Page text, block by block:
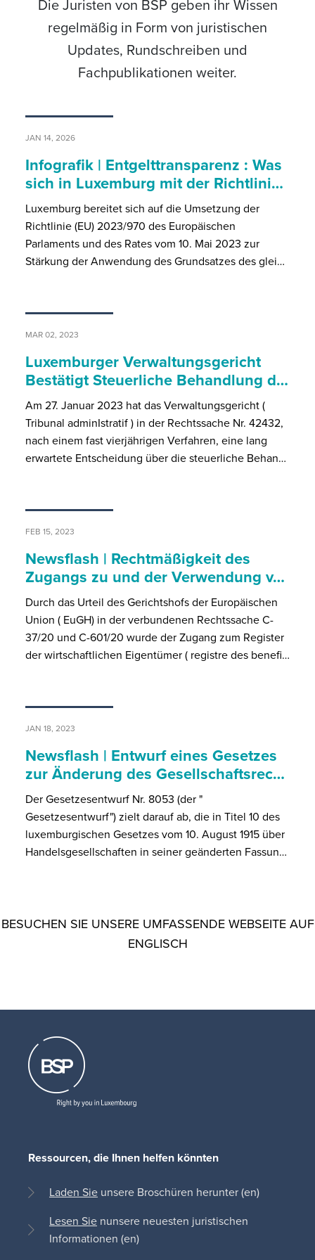
Die Juristen von BSP geben ihr Wissen
regelmäßig in Form von juristischen
Updates, Rundschreiben und
Fachpublikationen weiter.
JAN 14, 2026
Infografik | Entgelttransparenz : Was
sich in Luxemburg mit der Richtlini…
Luxemburg bereitet sich auf die Umsetzung der
Richtlinie (EU) 2023/970 des Europäischen
Parlaments und des Rates vom 10. Mai 2023 zur
Stärkung der Anwendung des Grundsatzes des glei…
MAR 02, 2023
Luxemburger Verwaltungsgericht
Bestätigt Steuerliche Behandlung d…
Am 27. Januar 2023 hat das Verwaltungsgericht (
Tribunal adminIstratif ) in der Rechtssache Nr. 42432,
nach einem fast vierjährigen Verfahren, eine lang
erwartete Entscheidung über die steuerliche Behan…
FEB 15, 2023
Newsflash | Rechtmäßigkeit des
Zugangs zu und der Verwendung v…
Durch das Urteil des Gerichtshofs der Europäischen
Union ( EuGH) in der verbundenen Rechtssache C-
37/20 und C-601/20 wurde der Zugang zum Register
der wirtschaftlichen Eigentümer ( registre des benefi…
JAN 18, 2023
Newsflash | Entwurf eines Gesetzes
zur Änderung des Gesellschaftsrec…
Der Gesetzesentwurf Nr. 8053 (der "
Gesetzesentwurf") zielt darauf ab, die in Titel 10 des
luxemburgischen Gesetzes vom 10. August 1915 über
Handelsgesellschaften in seiner geänderten Fassun…
BESUCHEN SIE UNSERE UMFASSENDE WEBSEITE AUF
ENGLISCH
Ressourcen, die Ihnen helfen könnten
Laden Sie unsere Broschüren herunter (en)
Lesen Sie nunsere neuesten juristischen
Informationen (en)